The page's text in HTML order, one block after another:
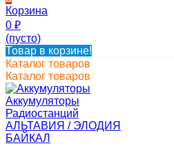
Корзина
0 ₽
(пусто)
Товар в корзине!
Каталог товаров
Каталог товаров
Аккумуляторы
Радиостанций
АЛЬТАВИЯ / ЭЛОДИЯ
БАЙКАЛ